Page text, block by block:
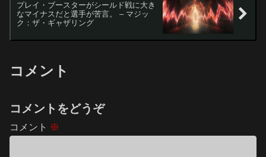
プレイ・ブースターがシールド戦に大き
なマイナスだと選手が苦言。 – マジッ
ク：ザ・ギャザリング
コメント
コメントをどうぞ
コメント ※